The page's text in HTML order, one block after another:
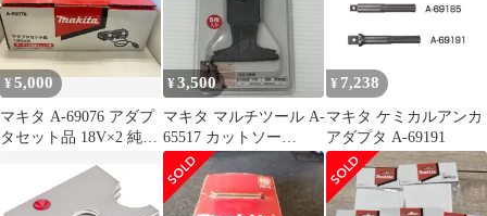
¥5,000
マキタ A-69076 アダプ
タセット品 18V×2 純正
¥3,500
マキタ マルチツール A-
65517 カットソー
TMA055BIM 未開封品
smkogu096539
¥ 7,238
マキタ ケミカルアンカ
アダプタ A-69191